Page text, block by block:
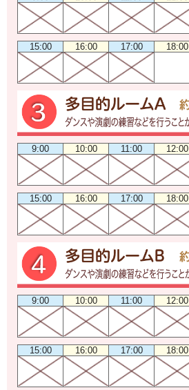
15:00 16:00 17:00 18:00
9:00 10:00 11:00 12:00
15:00 16:00 17:00 18:00
9:00 10:00 11:00 12:00
15:00 16:00 17:00 18:00